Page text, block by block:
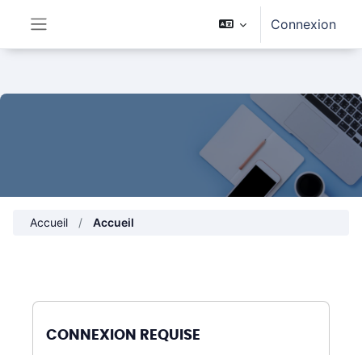
Connexion
Accueil Accueil
CONNEXION REQUISE